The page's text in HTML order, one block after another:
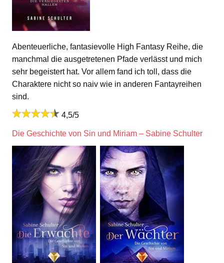
Abenteuerliche, fantasievolle High Fantasy Reihe, die
manchmal die ausgetretenen Pfade verlässt und mich
sehr begeistert hat. Vor allem fand ich toll, dass die
Charaktere nicht so naiv wie in anderen Fantayreihen
sind.
4,5/5
Die Geschichte von Sin und Miriam – Sabine Schulter